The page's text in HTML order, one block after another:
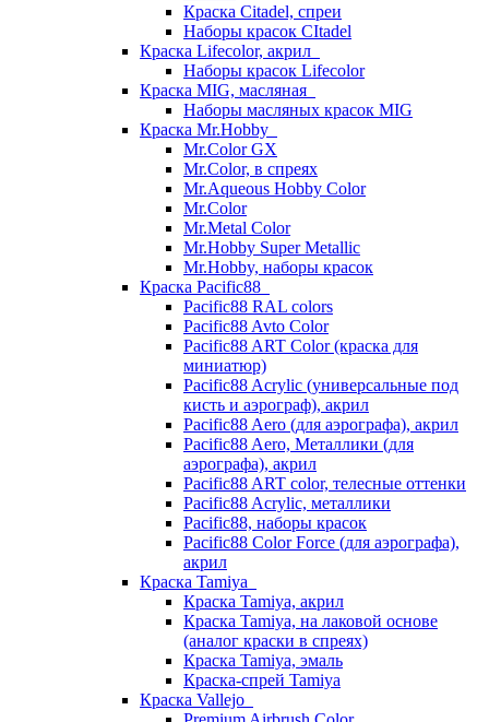
Краска Citadel, спреи
Наборы красок CItadel
Краска Lifecolor, акрил
Наборы красок Lifecolor
Краска MIG, масляная
Наборы масляных красок MIG
Краска Mr.Hobby
Mr.Color GX
Mr.Color, в спреях
Mr.Aqueous Hobby Color
Mr.Color
Mr.Metal Color
Mr.Hobby Super Metallic
Mr.Hobby, наборы красок
Краска Pacific88
Pacific88 RAL colors
Pacific88 Avto Color
Pacific88 ART Color (краска для
миниатюр)
Pacific88 Acrylic (универсальные под
кисть и аэрограф), акрил
Pacific88 Aero (для аэрографа), акрил
Pacific88 Aero, Металлики (для
аэрографа), акрил
Pacific88 ART color, телесные оттенки
Pacific88 Acrylic, металлики
Pacific88, наборы красок
Pacific88 Color Force (для аэрографа),
акрил
Краска Tamiya
Краска Tamiya, акрил
Краска Tamiya, на лаковой основе
(аналог краски в спреях)
Краска Tamiya, эмаль
Краска-спрей Tamiya
Краска Vallejo